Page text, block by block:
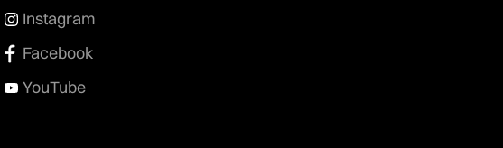
Instagram
Facebook
YouTube